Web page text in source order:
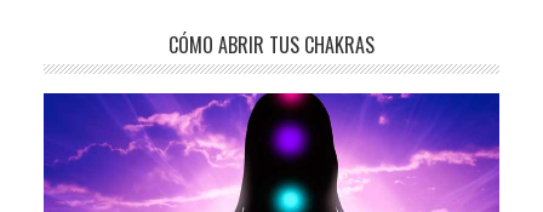
principal
CÓMO ABRIR TUS CHAKRAS